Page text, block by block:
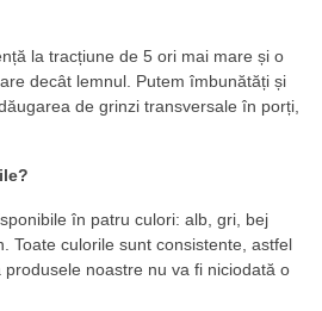
la tracțiune de 5 ori mai mare și o
decât lemnul. Putem îmbunătăți și
de grinzi transversale în porți,
în patru culori: alb, gri, bej
Toate culorile sunt consistente, astfel
noastre nu va fi niciodată o